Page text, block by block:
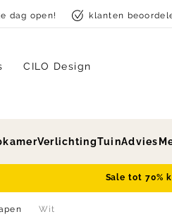
dag open! klanten
CILO Design
VerlichtingTuinAdvies
Sale tot 70%
Wit